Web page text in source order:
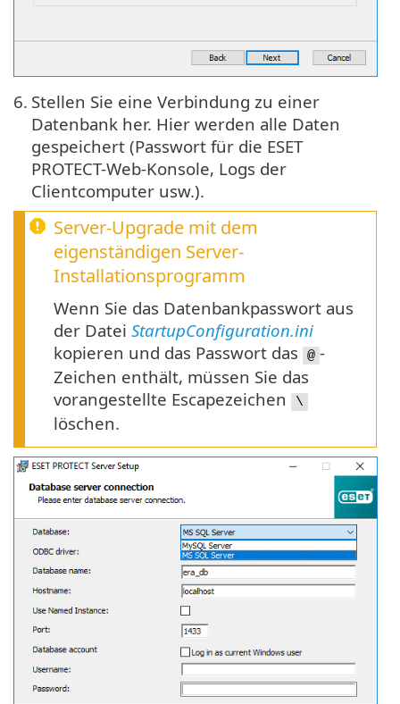
6. Stellen Sie eine Verbindung zu einer
Datenbank her. Hier werden alle Daten
gespeichert (Passwort für die ESET
PROTECT-Web-Konsole, Logs der
Clientcomputer usw.).
Server-Upgrade mit dem
eigenständigen Server-
Installationsprogramm
Wenn Sie das Datenbankpasswort aus
der Datei StartupConfiguration.ini
kopieren und das Passwort das
@ -
Zeichen enthält, müssen Sie das
vorangestellte Escapezeichen
\
löschen.